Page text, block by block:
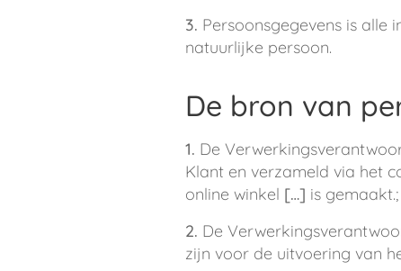
3. Persoonsgegevens is
natuurlijke persoon.
De bron van
1. De
Klant en verzameld via het
online winkel […] is gemaakt.;
2. De
zijn voor de uitvoering van